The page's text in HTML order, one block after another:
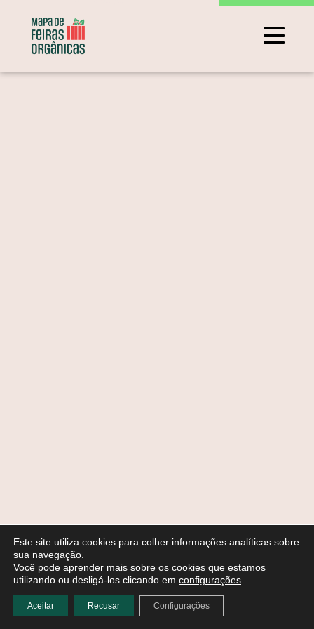
Este site utiliza cookies para colher informações analíticas sobre
sua navegação.
Você pode aprender mais sobre os cookies que estamos
utilizando ou desligá-los clicando em configurações
Aceitar Recusar Configurações